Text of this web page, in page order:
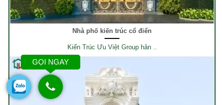
Nhà phố kiến trúc cổ điển
Kiến Trúc Ưu Việt Group hân ..
GỌI NGAY